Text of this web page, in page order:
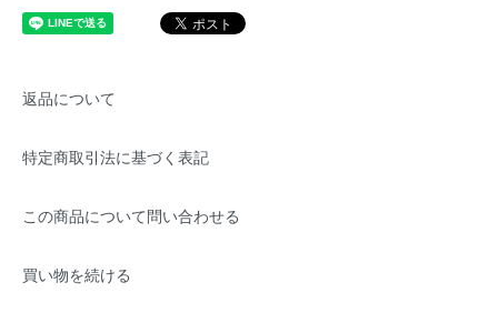
返品について
特定商取引法に基づく表記
この商品について問い合わせる
買い物を続ける